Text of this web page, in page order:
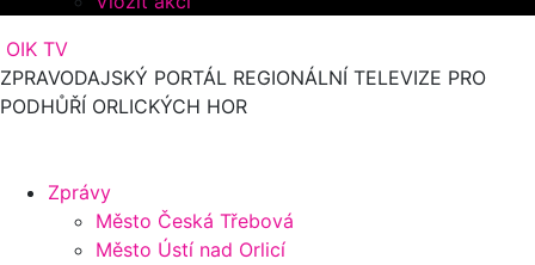
OIK TV
ZPRAVODAJSKÝ PORTÁL REGIONÁLNÍ TELEVIZE PRO
PODHŮŘÍ ORLICKÝCH HOR
Zprávy
Město Česká Třebová
Město Ústí nad Orlicí